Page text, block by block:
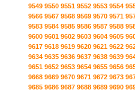
9549 9550 9551 9552 9553 9554
9566 9567 9568 9569 9570 9571
9583 9584 9585 9586 9587 9588
9600 9601 9602 9603 9604 9605
9617 9618 9619 9620 9621 9622
9634 9635 9636 9637 9638 9639
9651 9652 9653 9654 9655 9656
9668 9669 9670 9671 9672 9673
9685 9686 9687 9688 9689 9690